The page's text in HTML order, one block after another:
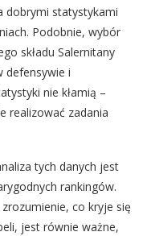
dobrymi statystykami
Podobnie, wybór
składu Salernitany
defensywie i
nie kłamią –
realizować zadania
tych danych jest
rankingów.
co kryje się
jest równie ważne,